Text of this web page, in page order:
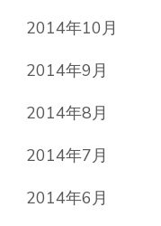
2014年10月
2014年9月
2014年8月
2014年7月
2014年6月